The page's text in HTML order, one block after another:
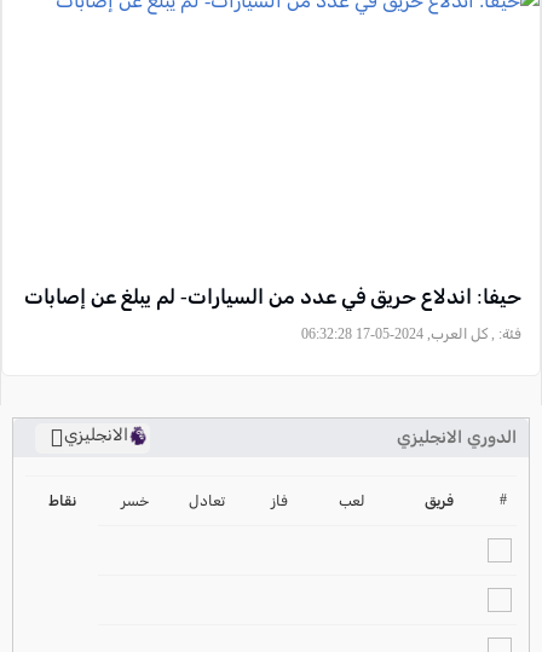
حيفا: اندلاع حريق في عدد من السيارات- لم يبلغ عن إصابات
فئة: , كل العرب, 2024-05-17 06:32:28
الدوري الانجليزي
الانجليزي
2024-2025 # فريق لعب فاز تعادل خسر نقاط